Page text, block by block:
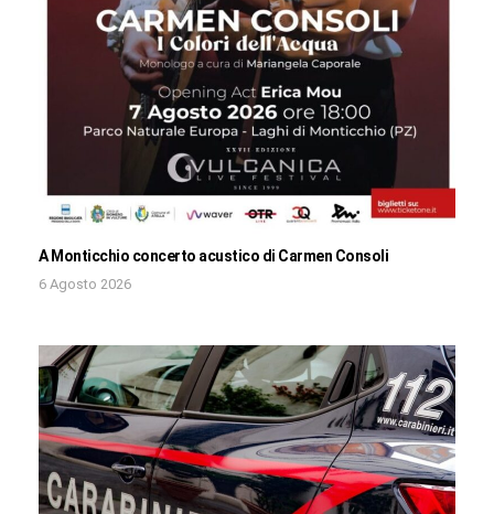
A Monticchio concerto acustico di Carmen Consoli
6 Agosto 2026